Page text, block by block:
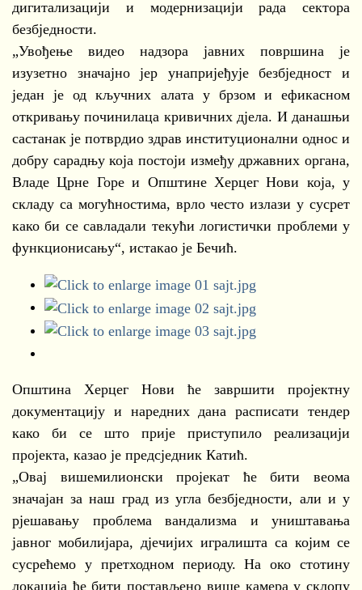
дигитализацији и модернизацији рада сектора
безбједности.
„Увођење видео надзора јавних површина је
изузетно значајно јер унапријеђује безбједност и
један је од кључних алата у брзом и ефикасном
откривању починилаца кривичних дјела. И данашњи
састанак је потврдио здрав институционални однос и
добру сарадњу која постоји између државних органа,
Владе Црне Горе и Општине Херцег Нови која, у
складу са могућностима, врло често излази у сусрет
како би се савладали текући логистички проблеми у
функционисању“, истакао је Бечић.
Општина Херцег Нови ће завршити пројектну
документацију и наредних дана расписати тендер
како би се што прије приступило реализацији
пројекта, казао је предсједник Катић.
„Овај вишемилионски пројекат ће бити веома
значајан за наш град из угла безбједности, али и у
рјешавању проблема вандализма и уништавања
јавног мобилијара, дјечијих игралишта са којим се
сусрећемо у претходном периоду. На око стотину
локација ће бити постављено више камера у склопу